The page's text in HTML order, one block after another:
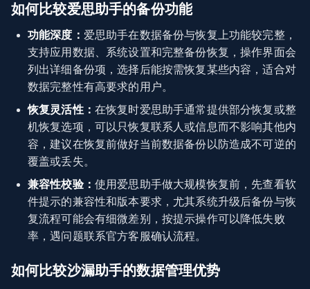
如何比较爱思助手的备份功能
功能深度： 爱思助手在数据备份与恢复上功能较完整，
支持应用数据、系统设置和完整备份恢复，操作界面会
列出详细备份项，选择后能按需恢复某些内容，适合对
数据完整性有高要求的用户。
恢复灵活性： 在恢复时爱思助手通常提供部分恢复或整
机恢复选项，可以只恢复联系人或信息而不影响其他内
容，建议在恢复前做好当前数据备份以防造成不可逆的
覆盖或丢失。
兼容性校验： 使用爱思助手做大规模恢复前，先查看软
件提示的兼容性和版本要求，尤其系统升级后备份与恢
复流程可能会有细微差别，按提示操作可以降低失败
率，遇问题联系官方客服确认流程。
如何比较沙漏助手的数据管理优势